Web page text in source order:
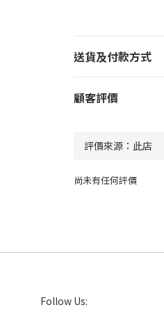
送貨及付款方式
顧客評價
尚未有任何評價
Follow Us: